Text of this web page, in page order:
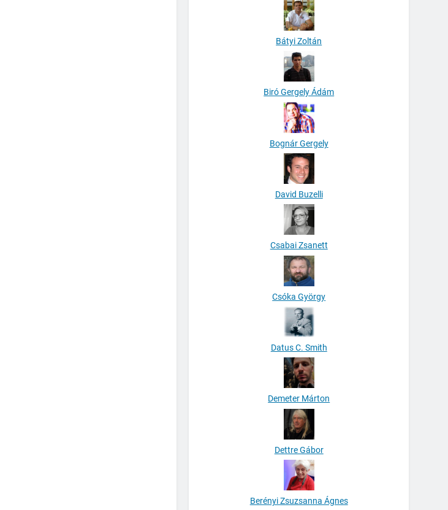
Bátyi Zoltán
Biró Gergely Ádám
Bognár Gergely
David Buzelli
Csabai Zsanett
Csóka György
Datus C. Smith
Demeter Márton
Dettre Gábor
Berényi Zsuzsanna Ágnes